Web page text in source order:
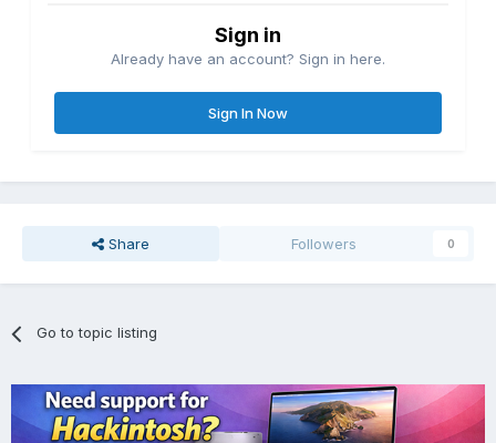
Sign in
Already have an account? Sign in here.
Sign In Now
Share Followers 0
Go to topic listing